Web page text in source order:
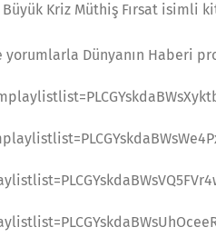
Büyük Kriz Müthiş Fırsat isimli
Dünyanın Haberi